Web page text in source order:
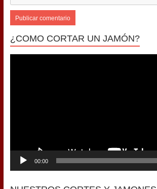
¿COMO CORTAR UN JAMÓN?
00:00